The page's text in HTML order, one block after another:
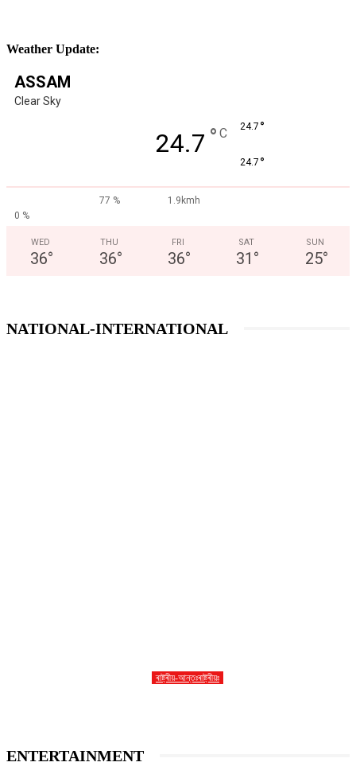
Weather Update:
ASSAM
Clear Sky
24.7 ° C 24.7 °
24.7 °
77 %
1.9kmh
0 %
WED
36°
THU
36°
FRI
36°
SAT
31 °
SUN
25°
NATIONAL-INTERNATIONAL
ৰাষ্ট্ৰীয়-আন্তঃৰাষ্ট্ৰীয়ঃ
ENTERTAINMENT